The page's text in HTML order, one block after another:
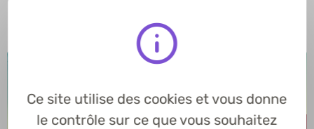
Ce site utilise des cookies et vous donne
le contrôle sur ce que vous souhaitez